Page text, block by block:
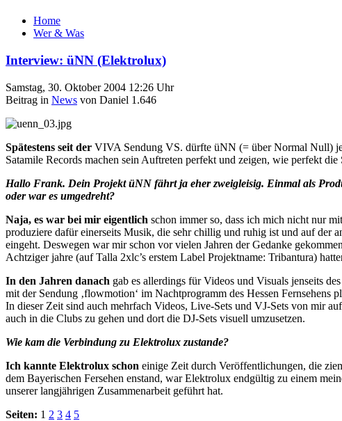
Home
Wer & Was
Interview: üNN (Elektrolux)
Samstag, 30. Oktober 2004 12:26 Uhr
Beitrag in News von Daniel 1.646
Spätestens seit der VIVA Sendung VS. dürfte üNN (= über Normal Null)
Satamile Records machen sein Auftreten perfekt und zeigen, wie perfekt
Hallo Frank. Dein Projekt üNN fährt ja eher zweigleisig. Einmal als
oder war es umgedreht?
Naja, es war bei mir eigentlich schon immer so, dass ich mich nicht nur
produziere dafür einerseits Musik, die sehr chillig und ruhig ist und auf der
eingeht. Deswegen war mir schon vor vielen Jahren der Gedanke
Achtziger jahre (auf Talla 2xlc’s erstem Label Projektname: Tribantura)
In den Jahren danach gab es allerdings für Videos und Visuals jenseits
mit der Sendung ‚flowmotion‘ im Nachtprogramm des Hessen
In dieser Zeit sind auch mehrfach Videos, Live-Sets und VJ-Sets von mir
auch in die Clubs zu gehen und dort die DJ-Sets visuell umzusetzen.
Wie kam die Verbindung zu Elektrolux zustande?
Ich kannte Elektrolux schon einige Zeit durch Veröffentlichungen, die
dem Bayerischen Fersehen enstand, war Elektrolux endgültig zu einem
unserer langjährigen Zusammenarbeit geführt hat.
Seiten: 1 2 3 4 5